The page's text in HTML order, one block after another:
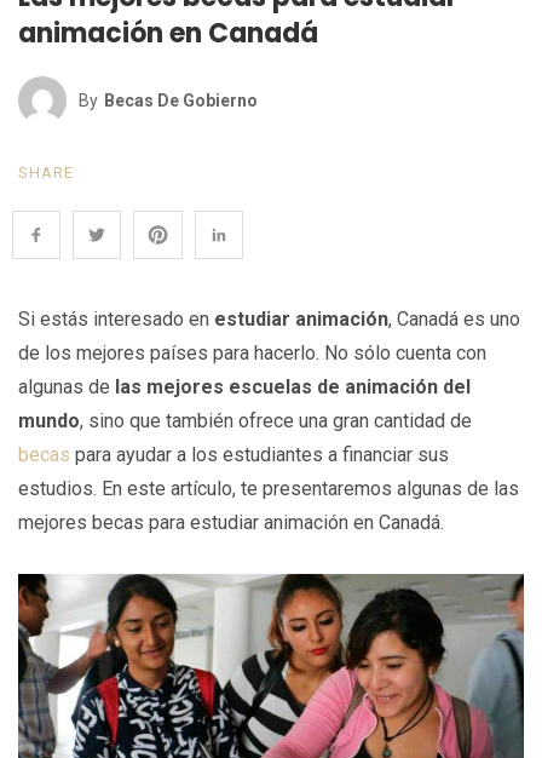
animación en Canadá
By Becas De Gobierno
SHARE
Si estás interesado en estudiar animación, Canadá es uno
de los mejores países para hacerlo. No sólo cuenta con
algunas de las mejores escuelas de animación del
mundo, sino que también ofrece una gran cantidad de
becas para ayudar a los estudiantes a financiar sus
estudios. En este artículo, te presentaremos algunas de las
mejores becas para estudiar animación en Canadá.